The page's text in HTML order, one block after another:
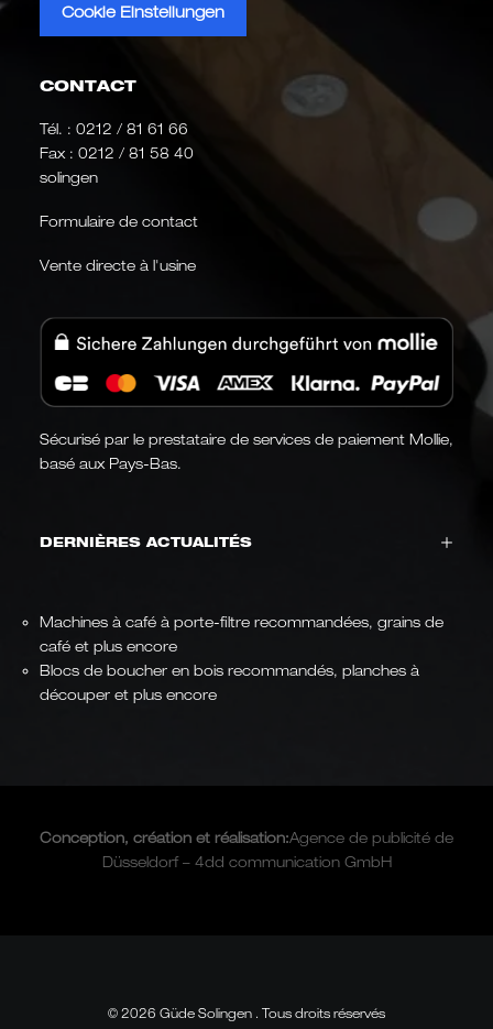
Cookie Einstellungen
CONTACT
Tél. : 0212 / 81 61 66
Fax : 0212 / 81 58 40
solingen
Formulaire de contact
Vente directe à l'usine
Sécurisé par le prestataire de services de paiement Mollie,
basé aux Pays-Bas.
DERNIÈRES ACTUALITÉS
Machines à café à porte-filtre recommandées, grains de
café et plus encore
Blocs de boucher en bois recommandés, planches à
découper et plus encore
Conception, création et réalisation:Agence de publicité de
Düsseldorf – 4dd communication GmbH
© 2026 Güde Solingen . Tous droits réservés